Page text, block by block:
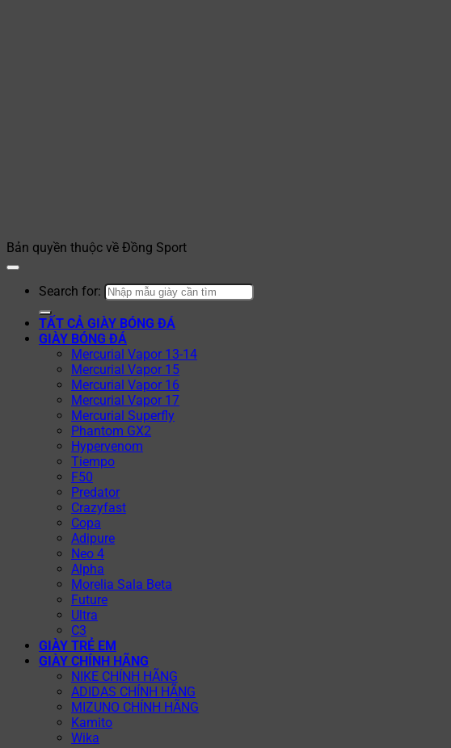
Bản quyền thuộc về Đồng Sport
Search for:
TẤT CẢ GIÀY BÓNG ĐÁ
GIÀY BÓNG ĐÁ
Mercurial Vapor 13-14
Mercurial Vapor 15
Mercurial Vapor 16
Mercurial Vapor 17
Mercurial Superfly
Phantom GX2
Hypervenom
Tiempo
F50
Predator
Crazyfast
Copa
Adipure
Neo 4
Alpha
Morelia Sala Beta
Future
Ultra
C3
GIÀY TRẺ EM
GIÀY CHÍNH HÃNG
NIKE CHÍNH HÃNG
ADIDAS CHÍNH HÃNG
MIZUNO CHÍNH HÃNG
Kamito
Wika